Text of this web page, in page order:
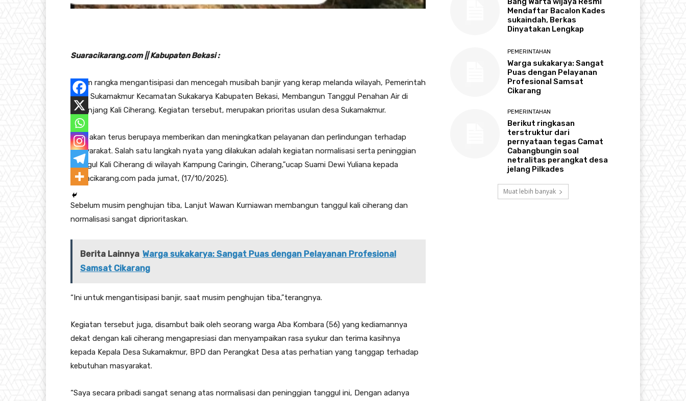
Suaracikarang.com || Kabupaten Bekasi :
Dalam rangka mengantisipasi dan mencegah musibah banjir yang kerap melanda wilayah, Pemerintah
Desa Sukamakmur Kecamatan Sukakarya Kabupaten Bekasi, Membangun Tanggul Penahan Air di
Sepanjang Kali Ciherang. Kegiatan tersebut, merupakan prioritas usulan desa Sukamakmur.
“Kita akan terus berupaya memberikan dan meningkatkan pelayanan dan perlindungan terhadap
masyarakat. Salah satu langkah nyata yang dilakukan adalah kegiatan normalisasi serta peninggian
tanggul Kali Ciherang di wilayah Kampung Caringin, Ciherang,”ucap Suami Dewi Yuliana kepada
Suaracikarang.com pada jumat, (17/10/2025).
Sebelum musim penghujan tiba, Lanjut Wawan Kurniawan membangun tanggul kali ciherang dan
normalisasi sangat diprioritaskan.
Berita Lainnya Warga sukakarya: Sangat Puas dengan Pelayanan Profesional
Samsat Cikarang
“Ini untuk mengantisipasi banjir, saat musim penghujan tiba,”terangnya.
Kegiatan tersebut juga, disambut baik oleh seorang warga Aba Kombara (56) yang kediamannya
dekat dengan kali ciherang mengapresiasi dan menyampaikan rasa syukur dan terima kasihnya
kepada Kepala Desa Sukamakmur, BPD dan Perangkat Desa atas perhatian yang tanggap terhadap
kebutuhan masyarakat.
“Saya secara pribadi sangat senang atas normalisasi dan peninggian tanggul ini, Dengan adanya
Mendaftar Bacalon Kades
sukaindah, Berkas
Dinyatakan Lengkap
PEMERINTAHAN
Warga sukakarya: Sangat
Puas dengan Pelayanan
Profesional Samsat
Cikarang
PEMERINTAHAN
Berikut ringkasan
terstruktur dari
pernyataan tegas Camat
Cabangbungin soal
netralitas perangkat desa
jelang Pilkades
Muat lebih banyak